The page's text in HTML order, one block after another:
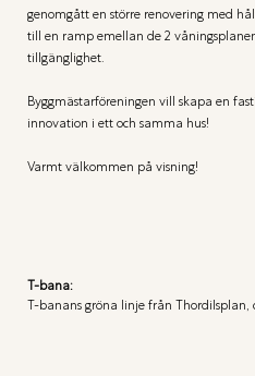
genomgått en större renovering med
till en ramp emellan de 2
tillgänglighet.
Byggmästarföreningen vill skapa en
innovation i ett och samma hus!
Varmt välkommen på visning!
T-bana:
T-banans gröna linje från Thordilsplan,